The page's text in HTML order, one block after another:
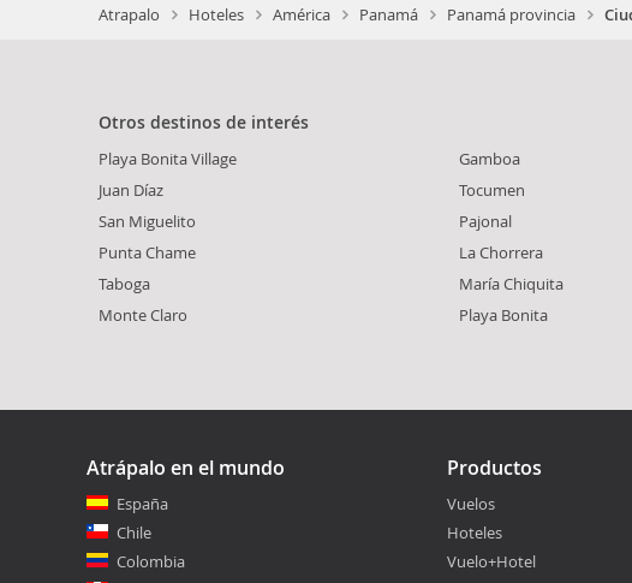
Atrapalo Hoteles América Panamá Panamá provincia
Otros destinos de interés
Playa Bonita Village
Juan Díaz
San Miguelito
Punta Chame
Taboga
Monte Claro
Gamboa
Tocumen
Pajonal
La Chorrera
María Chiquita
Playa Bonita
Atrápalo en el mundo
España
Chile
Colombia
Productos
Vuelos
Hoteles
Vuelo+Hotel